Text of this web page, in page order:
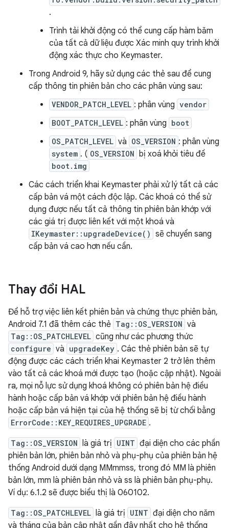
.
Trình tải khởi động có thể cung cấp hàm băm
của tất cả dữ liệu được Xác minh quy trình khởi
động xác thực cho Keymaster.
Trong Android 9, hãy sử dụng các thẻ sau để cung
cấp thông tin phiên bản cho các phân vùng sau:
VENDOR_PATCH_LEVEL : phân vùng vendor
BOOT_PATCH_LEVEL : phân vùng boot
OS_PATCH_LEVEL và OS_VERSION : phân vùng
system . ( OS_VERSION bị xoá khỏi tiêu đề
boot.img
Các cách triển khai Keymaster phải xử lý tất cả các
cấp bản vá một cách độc lập. Các khoá có thể sử
dụng được nếu tất cả thông tin phiên bản khớp với
các giá trị được liên kết với một khoá và
IKeymaster::upgradeDevice() sẽ chuyển sang
cấp bản vá cao hơn nếu cần.
Thay đổi HAL
Để hỗ trợ việc liên kết phiên bản và chứng thực phiên bản,
Android 7.1 đã thêm các thẻ Tag::OS_VERSION và
Tag::OS_PATCHLEVEL cũng như các phương thức
configure và upgradeKey . Các thẻ phiên bản sẽ tự
động được các cách triển khai Keymaster 2 trở lên thêm
vào tất cả các khoá mới được tạo (hoặc cập nhật). Ngoài
ra, mọi nỗ lực sử dụng khoá không có phiên bản hệ điều
hành hoặc cấp bản vá khớp với phiên bản hệ điều hành
hoặc cấp bản vá hiện tại của hệ thống sẽ bị từ chối bằng
ErrorCode::KEY_REQUIRES_UPGRADE .
Tag::OS_VERSION là giá trị UINT đại diện cho các phần
phiên bản lớn, phiên bản nhỏ và phụ-phụ của phiên bản hệ
thống Android dưới dạng MMmmss, trong đó MM là phiên
bản lớn, mm là phiên bản nhỏ và ss là phiên bản phụ-phụ.
Ví dụ: 6.1.2 sẽ được biểu thị là 060102.
Tag::OS_PATCHLEVEL là giá trị UINT đại diện cho năm
và tháng của bản cập nhật gần đây nhất cho hệ thống